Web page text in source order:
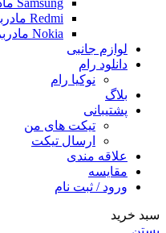
Redmi مادربرد
Nokia مادربرد
لوازم جانبی
دانلود رام
نوکیا رام
بلاگ
پشتیبانی
تیکت های من
ارسال تیکت
علاقه مندی
مقايسه
ورود / ثبت نام
سبد خرید
بستن